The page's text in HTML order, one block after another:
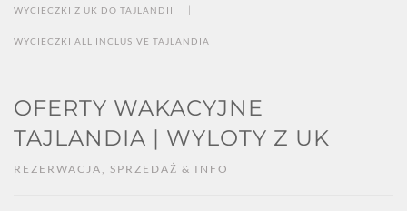
WYCIECZKI Z UK DO TAJLANDII |
WYCIECZKI ALL INCLUSIVE TAJLANDIA
OFERTY WAKACYJNE
TAJLANDIA | WYLOTY Z UK
REZERWACJA, SPRZEDAŻ & INFO